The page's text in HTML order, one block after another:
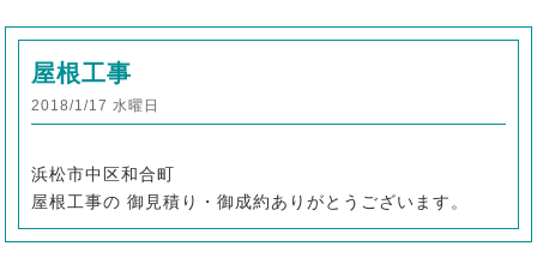
屋根工事
2018/1/17 水曜日
浜松市中区和合町
屋根工事の 御見積り・御成約ありがとうございます。